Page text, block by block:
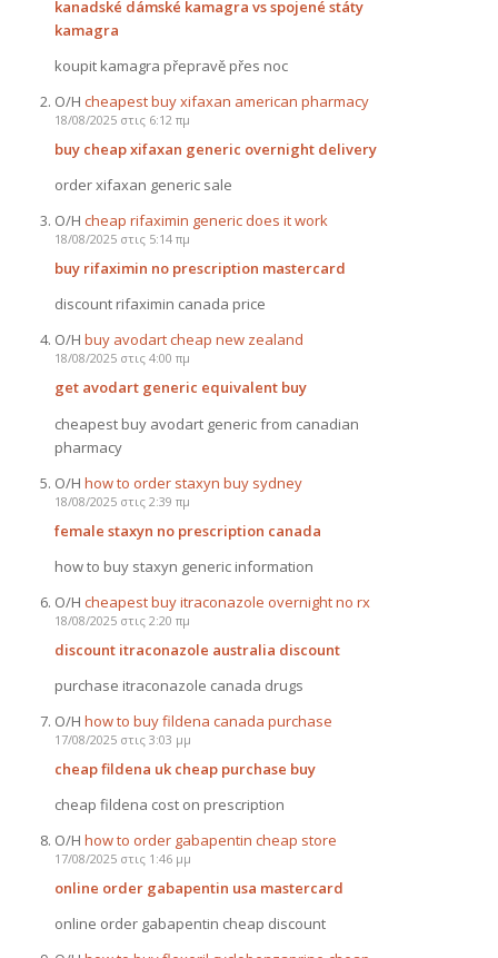
kanadské dámské kamagra vs spojené státy
kamagra
koupit kamagra přepravě přes noc
Ο/Η cheapest buy xifaxan american pharmacy
18/08/2025 στις 6:12 πμ
buy cheap xifaxan generic overnight delivery
order xifaxan generic sale
Ο/Η cheap rifaximin generic does it work
18/08/2025 στις 5:14 πμ
buy rifaximin no prescription mastercard
discount rifaximin canada price
Ο/Η buy avodart cheap new zealand
18/08/2025 στις 4:00 πμ
get avodart generic equivalent buy
cheapest buy avodart generic from canadian
pharmacy
Ο/Η how to order staxyn buy sydney
18/08/2025 στις 2:39 πμ
female staxyn no prescription canada
how to buy staxyn generic information
Ο/Η cheapest buy itraconazole overnight no rx
18/08/2025 στις 2:20 πμ
discount itraconazole australia discount
purchase itraconazole canada drugs
Ο/Η how to buy fildena canada purchase
17/08/2025 στις 3:03 μμ
cheap fildena uk cheap purchase buy
cheap fildena cost on prescription
Ο/Η how to order gabapentin cheap store
17/08/2025 στις 1:46 μμ
online order gabapentin usa mastercard
online order gabapentin cheap discount